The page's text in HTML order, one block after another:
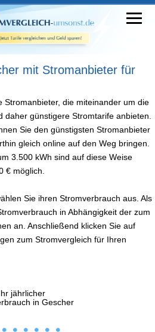
mit Stromanbieter für
die miteinander um die
daher günstigere Stromtarife anbieten.
Sie den günstigsten Stromanbieter
gleich online auf den Weg bringen.
3.500 kWh sind auf diese Weise
€ möglich.
Sie ihren Stromverbrauch aus. Als
in Abhängigkeit der zum
an. Anschließend klicken Sie auf
zum Stromvergleich für Ihren
jährlicher
in Gescher